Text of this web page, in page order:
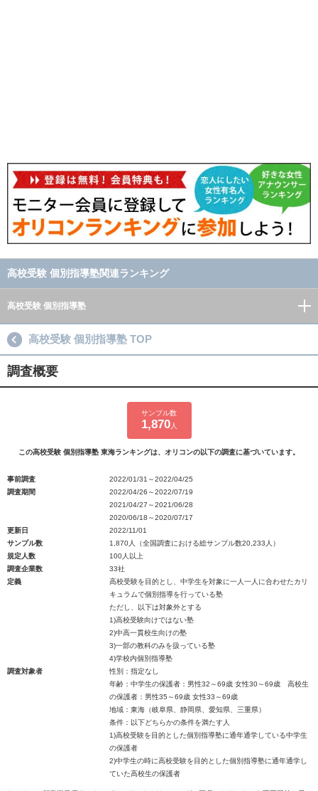
高校受験 個別指導塾関連ランキング
高校受験 個別指導塾
高校受験 個別指導塾 TOP
調査概要
サンプル数
1,870人
この高校受験 個別指導塾 東海ランキングは、オリコンの以下の調査に基づいています。
事前調査
2022/01/31～2022/04/25
調査期間
2022/04/26～2022/07/19
2021/04/27～2021/06/28
2020/06/18～2020/07/17
更新日
2022/11/01
サンプル数
1,870人（全国調査における総サンプル数20,233人）
規定人数
100人以上
調査企業数
33社
定義
高校受験を目的とし、中学生を対象に一人一人に合わせたカリ
キュラムで個別指導を行っている塾
ただし、以下は対象外とする
1)高校受験向けではない塾
2)中高一貫校生向けの塾
3)一部の教科のみを扱っている塾
4)学校内個別指導塾
調査対象者
性別：指定なし
年齢：中学生の保護者：男性32～69歳 女性30～69歳 高校生
の保護者：男性35～69歳 女性33～69歳
地域：東海（岐阜県、静岡県、愛知県、三重県）
条件：以下どちらかの条件を満たす人
1)高校受験を目的とした個別指導塾に通年通学している中学生
の保護者
2)中学生の時に高校受験を目的とした個別指導塾に通年通学し
ていた高校生の保護者